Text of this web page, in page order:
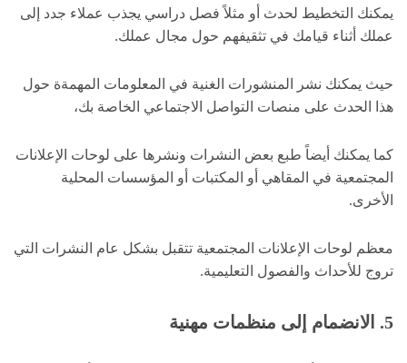
يمكنك التخطيط لحدث أو مثلاً فصل دراسي يجذب عملاء جدد إلى
عملك أثناء قيامك في تثقيفهم حول مجال عملك.
حيث يمكنك نشر المنشورات الغنية في المعلومات المهمةة حول
هذا الحدث على منصات التواصل الاجتماعي الخاصة بك،
كما يمكنك أيضاً طبع بعض النشرات ونشرها على لوحات الإعلانات
المجتمعية في المقاهي أو المكتبات أو المؤسسات المحلية
الأخرى.
معظم لوحات الإعلانات المجتمعية تتقبل بشكل عام النشرات التي
تروج للأحداث والفصول التعليمية.
5. الانضمام إلى منظمات مهنية